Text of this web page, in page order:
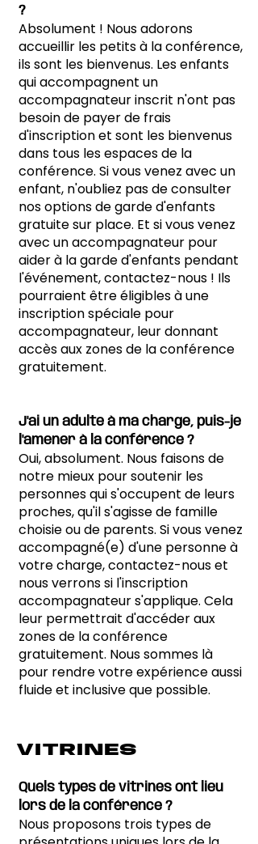
?
Absolument ! Nous adorons
accueillir les petits à la conférence,
ils sont les bienvenus. Les enfants
qui accompagnent un
accompagnateur inscrit n'ont pas
besoin de payer de frais
d'inscription et sont les bienvenus
dans tous les espaces de la
conférence. Si vous venez avec un
enfant, n'oubliez pas de consulter
nos options de garde d'enfants
gratuite sur place. Et si vous venez
avec un accompagnateur pour
aider à la garde d'enfants pendant
l'événement, contactez-nous ! Ils
pourraient être éligibles à une
inscription spéciale pour
accompagnateur, leur donnant
accès aux zones de la conférence
gratuitement.
J'ai un adulte à ma charge, puis-je
l'amener à la conférence ?
Oui, absolument. Nous faisons de
notre mieux pour soutenir les
personnes qui s'occupent de leurs
proches, qu'il s'agisse de famille
choisie ou de parents. Si vous venez
accompagné(e) d'une personne à
votre charge, contactez-nous et
nous verrons si l'inscription
accompagnateur s'applique. Cela
leur permettrait d'accéder aux
zones de la conférence
gratuitement. Nous sommes là
pour rendre votre expérience aussi
fluide et inclusive que possible.
VITRINES
Quels types de vitrines ont lieu
lors de la conférence ?
Nous proposons trois types de